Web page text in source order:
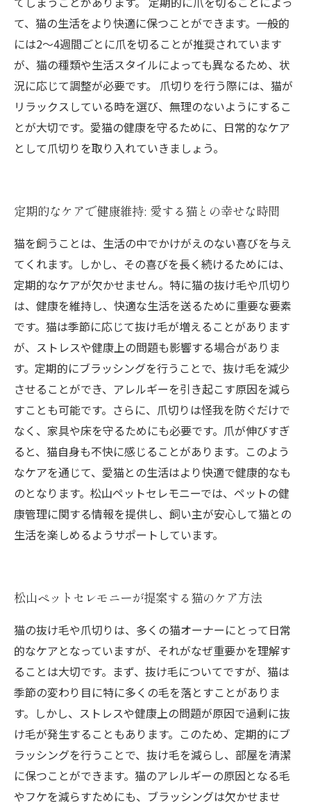
て、猫の生活をより快適に保つことができます。一般的
には2〜4週間ごとに爪を切ることが推奨されています
が、猫の種類や生活スタイルによっても異なるため、状
況に応じて調整が必要です。 爪切りを行う際には、猫が
リラックスしている時を選び、無理のないようにするこ
とが大切です。愛猫の健康を守るために、日常的なケア
として爪切りを取り入れていきましょう。
定期的なケアで健康維持: 愛する猫との幸せな時間
猫を飼うことは、生活の中でかけがえのない喜びを与え
てくれます。しかし、その喜びを長く続けるためには、
定期的なケアが欠かせません。特に猫の抜け毛や爪切り
は、健康を維持し、快適な生活を送るために重要な要素
です。猫は季節に応じて抜け毛が増えることがあります
が、ストレスや健康上の問題も影響する場合がありま
す。定期的にブラッシングを行うことで、抜け毛を減少
させることができ、アレルギーを引き起こす原因を減ら
すことも可能です。さらに、爪切りは怪我を防ぐだけで
なく、家具や床を守るためにも必要です。爪が伸びすぎ
ると、猫自身も不快に感じることがあります。このよう
なケアを通じて、愛猫との生活はより快適で健康的なも
のとなります。松山ペットセレモニーでは、ペットの健
康管理に関する情報を提供し、飼い主が安心して猫との
生活を楽しめるようサポートしています。
松山ペットセレモニーが提案する猫のケア方法
猫の抜け毛や爪切りは、多くの猫オーナーにとって日常
的なケアとなっていますが、それがなぜ重要かを理解す
ることは大切です。まず、抜け毛についてですが、猫は
季節の変わり目に特に多くの毛を落とすことがありま
す。しかし、ストレスや健康上の問題が原因で過剰に抜
け毛が発生することもあります。このため、定期的にブ
ラッシングを行うことで、抜け毛を減らし、部屋を清潔
に保つことができます。猫のアレルギーの原因となる毛
やフケを減らすためにも、ブラッシングは欠かせませ